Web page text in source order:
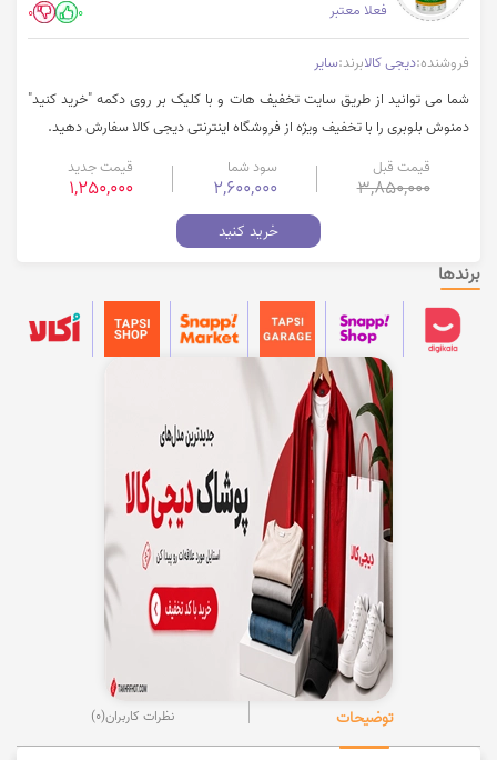
فعلا معتبر 0
0
فروشنده:دیجی کالابرند:سایر
شما می توانید از طریق سایت تخفیف هات و با کلیک بر روی دکمه "خرید کنید"
دمنوش بلوبری را با تخفیف ویژه از فروشگاه اینترنتی دیجی کالا سفارش دهید.
قیمت قبل
3,850,000
سود شما
2,600,000
قیمت جدید
1,250,000
خرید کنید
برندها
توضیحات نظرات کاربران(0)